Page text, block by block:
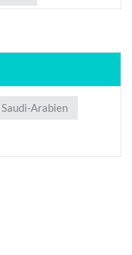
Saudi-Arabien